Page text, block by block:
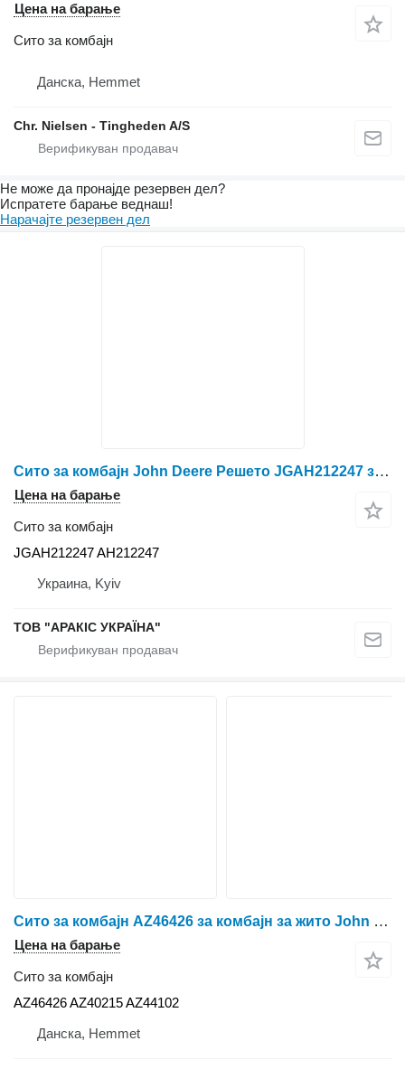
Цена на барање
Сито за комбајн
Данска, Hemmet
Chr. Nielsen - Tingheden A/S
Не може да пронајде резервен дел?
Испратете барање веднаш!
Нарачајте резервен дел
Сито за комбајн John Deere Решето JGAH212247 за комбајн за жито John Deere
Цена на барање
Сито за комбајн
JGAH212247 AH212247
Украина, Kyiv
ТОВ "АРАКІС УКРАЇНА"
Сито за комбајн AZ46426 за комбајн за жито John Deere 1177
Цена на барање
Сито за комбајн
AZ46426 AZ40215 AZ44102
Данска, Hemmet